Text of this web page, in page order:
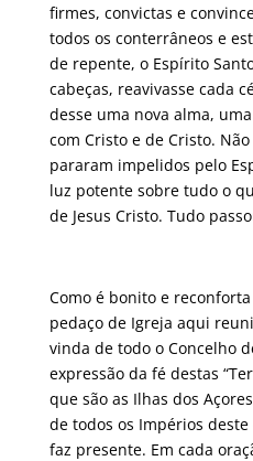
firmes, convictas e
todos os conterrâneos e
de repente, o Espírito
cabeças, reavivasse cada
desse uma nova alma,
com Cristo e de Cristo.
pararam impelidos pelo
luz potente sobre tudo o
de Jesus Cristo. Tudo
Como é bonito e
pedaço de Igreja aqui
vinda de todo o Concelho
expressão da fé destas
que são as Ilhas dos
de todos os Impérios
faz presente. Em cada